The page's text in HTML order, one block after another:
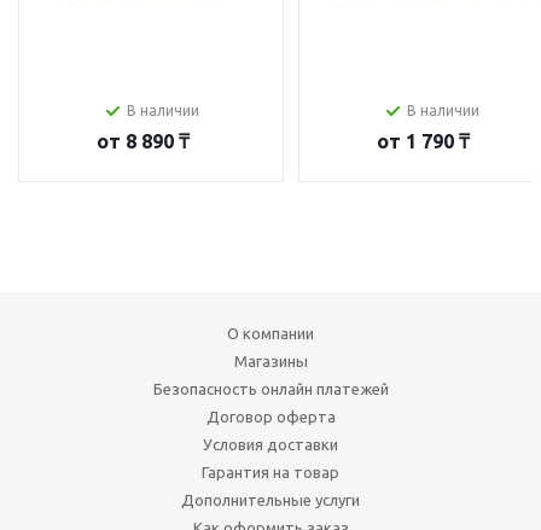
В наличии
от 8 890 ₸
В наличии
от 1 790 ₸
О компании
Магазины
Безопасность онлайн платежей
Договор оферта
Условия доставки
Гарантия на товар
Дополнительные услуги